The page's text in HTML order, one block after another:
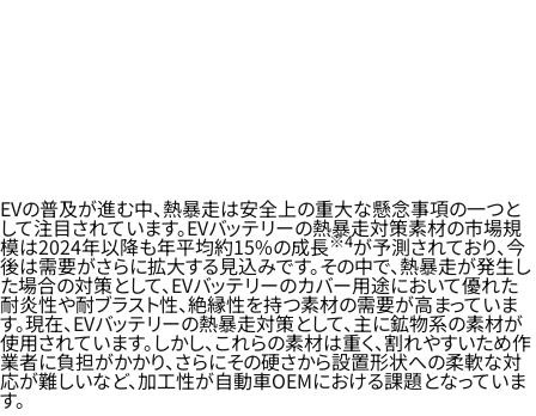
EVの普及が進む中、熱暴走は安全上の重大な懸念事項の一つと
して注目されています。EVバッテリーの熱暴走対策素材の市場規
模は2024年以降も年平均約15%の成長※4が予測されており、今
後は需要がさらに拡大する見込みです。その中で、熱暴走が発生し
た場合の対策として、EVバッテリーのカバー用途において優れた
耐炎性や耐ブラスト性、絶縁性を持つ素材の需要が高まっていま
す。現在、EVバッテリーの熱暴走対策として、主に鉱物系の素材が
使用されています。しかし、これらの素材は重く、割れやすいため作
業者に負担がかかり、さらにその硬さから設置形状への柔軟な対
応が難しいなど、加工性が自動車OEMにおける課題となっていま
す。